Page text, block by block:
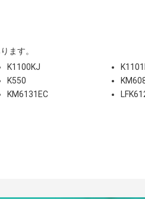
ます。
K1100KJ
K550
KM6131EC